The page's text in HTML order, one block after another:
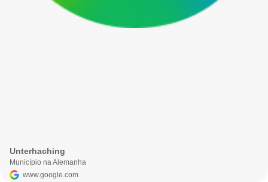
Unterhaching
Município na Alemanha
www.google.com